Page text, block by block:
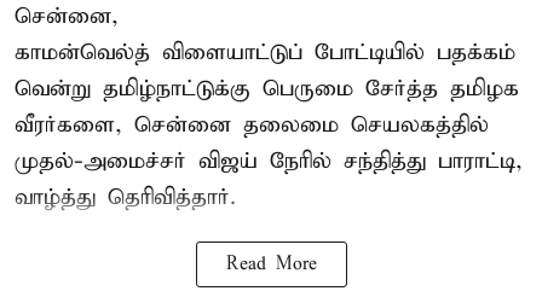
சென்னை,
காமன்வெல்த் விளையாட்டுப் போட்டியில் பதக்கம்
வென்று தமிழ்நாட்டுக்கு பெருமை சேர்த்த தமிழக
வீரர்களை, சென்னை தலைமை செயலகத்தில்
முதல்-அமைச்சர் விஜய் நேரில் சந்தித்து பாராட்டி,
வாழ்த்து தெரிவித்தார்.
Read More